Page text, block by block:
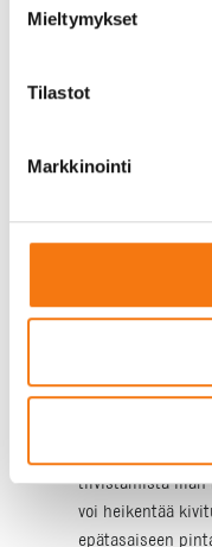
Mieltymykset
Tilastot
Markkinointi
johtaa
tiivistys tehdään
levitetty ennen
käyttö, mikä voi
On tärkeää valita
tiivistämistä liian
voi heikentää
epätasaiseen